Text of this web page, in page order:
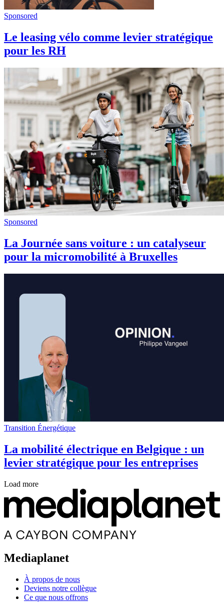
Sponsored
Le leasing vélo comme levier stratégique
pour les RH
Sponsored
La Journée sans voiture : un catalyseur
pour la micromobilité à Bruxelles
Transition Énergétique
La mobilité électrique en Belgique : un
levier stratégique pour les entreprises
Load more
Mediaplanet
À propos de nous
Deviens notre collègue
Ce que nous offrons